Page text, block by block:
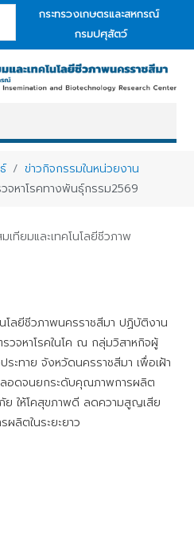
กระทรวงเกษตรและสหกรณ์
กรมปศุสัตว์
ข่าวกิจกรรมในหน่วยงาน
จหาโรคทางพันธุ์กรรม2569
เทียมและเทคโนโลยีชีวภาพ
โลยีชีวภาพนครราชสีมา ปฏิบัติงาน
วจหาโรคในโค ณ กลุ่มวิสาหกิจผู้
ระทาย จังหวัดนครราชสีมา เพื่อเฝ้า
อดจนยกระดับคุณภาพการผลิต
ย ให้โคสุขภาพดี ลดความสูญเสีย
ผลิตในระยะยาว
โคเนื้อคุณภาพสูง (Thai Black DLD)